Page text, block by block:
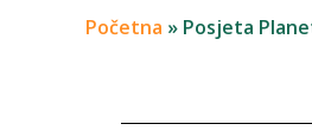
Početna » Posjeta